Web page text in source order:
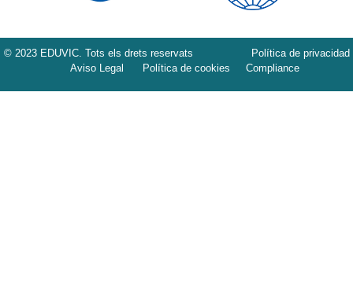
© 2023 EDUVIC. Tots els drets reservats
Política de privacidad
Aviso Legal
Política de cookies Compliance